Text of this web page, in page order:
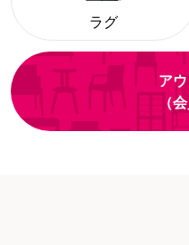
ラグ
ア
（